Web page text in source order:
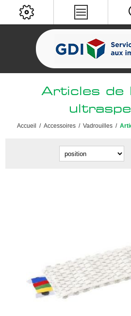
Articles de
Accueil / Accessoires / Vadrouilles /